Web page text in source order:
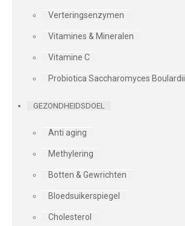
Verteringsenzymen
Vitamines & Mineralen
Vitamine C
Probiotica Saccharomyces Boulardii
GEZONDHEIDSDOEL
Anti aging
Methylering
Botten & Gewrichten
Bloedsuikerspiegel
Cholesterol